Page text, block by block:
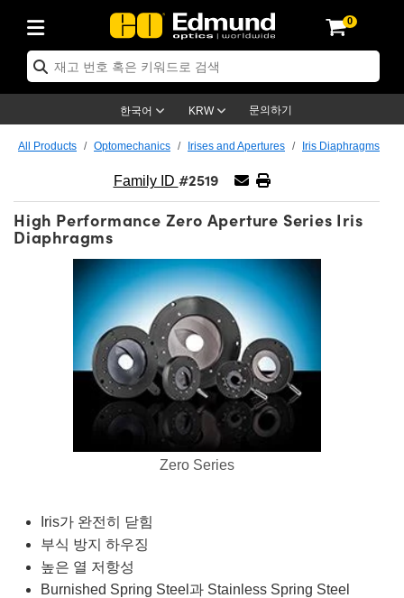
0
한국어 KRW 문의하기
Components
Breadboards
and Electronics
Lenses
Magnification Lenses
and Advanced Photography
Cameras
Cameras™
and Optomechanics
Cameras
& 조명
Stage Micrometers
Test Targets
& Detection
and Electronics
Standards
Production
Tools
제품생산
Application
Tomography
Brand
Products
and Detection
Products
and Detection
Production
All Products Optomechanics Irises and Apertures Iris Diaphragms
Family ID #2519
High Performance Zero Aperture Series Iris
Diaphragms
Zero Series
Iris가 완전히 닫힘
부식 방지 하우징
높은 열 저항성
Burnished Spring Steel과 Stainless Spring Steel